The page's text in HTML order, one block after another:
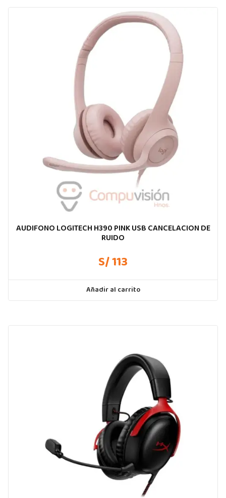
AUDIFONO LOGITECH H390 PINK USB CANCELACION DE
RUIDO
S/ 113
Añadir al carrito